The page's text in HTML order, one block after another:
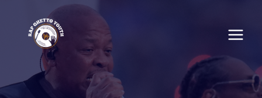
content